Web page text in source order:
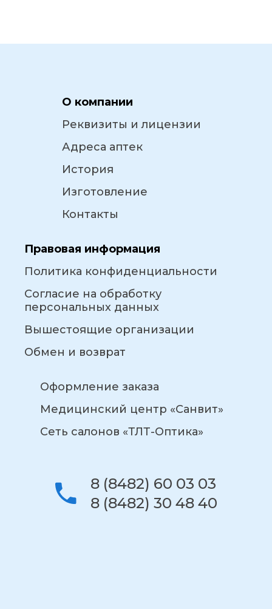
О компании
Реквизиты и лицензии
Адреса аптек
История
Изготовление
Контакты
Правовая информация
Политика конфиденциальности
Согласие на обработку
персональных данных
Вышестоящие организации
Обмен и возврат
Оформление заказа
Медицинский центр «Санвит»
Сеть салонов «ТЛТ-Оптика»
8 (8482) 60 03 03
8 (8482) 30 48 40